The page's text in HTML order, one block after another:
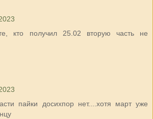
кто получил 25.02 вторую часть не
пайки досихпор нет....хотя март уже